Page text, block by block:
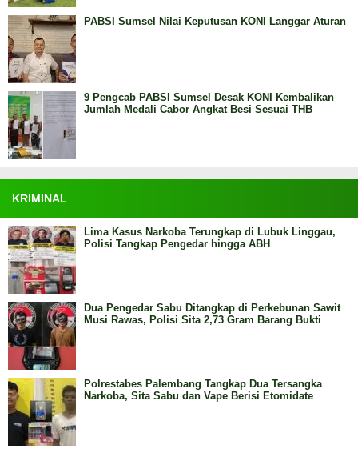
PABSI Sumsel Nilai Keputusan KONI Langgar Aturan
9 Pengcab PABSI Sumsel Desak KONI Kembalikan
Jumlah Medali Cabor Angkat Besi Sesuai THB
KRIMINAL
Lima Kasus Narkoba Terungkap di Lubuk Linggau,
Polisi Tangkap Pengedar hingga ABH
Dua Pengedar Sabu Ditangkap di Perkebunan Sawit
Musi Rawas, Polisi Sita 2,73 Gram Barang Bukti
Polrestabes Palembang Tangkap Dua Tersangka
Narkoba, Sita Sabu dan Vape Berisi Etomidate